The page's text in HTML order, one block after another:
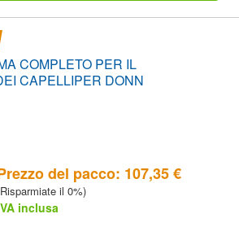
COMPLETO PER IL
CAPELLIPER DONN
del pacco: 107,35 €
il 0%)
inclusa